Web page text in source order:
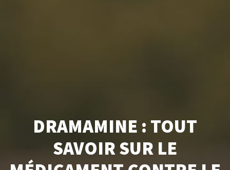
DRAMAMINE : TOUT
SAVOIR SUR LE